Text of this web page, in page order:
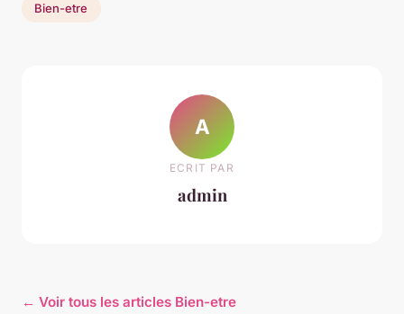
Bien-etre
A
ECRIT PAR
admin
← Voir tous les articles Bien-etre